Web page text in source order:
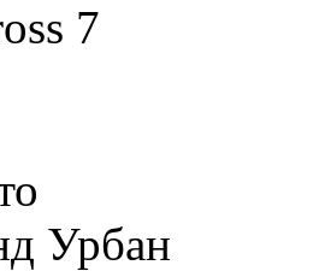
7
Урбан